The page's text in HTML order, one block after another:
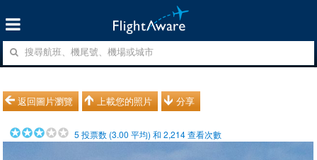
返回圖片瀏覽 上載您的照片 分享
5 投票数 (3.00 平均) 和2,214查看次數